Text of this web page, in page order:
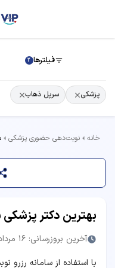
فیلترها 2
پزشکی سرپل ذهاب
خانه نوبت‌دهی حضوری پزشکی
بهترین دکتر
آخرین بروزرسانی: 16 مرداد 1405
با استفاده از سامانه رزرو